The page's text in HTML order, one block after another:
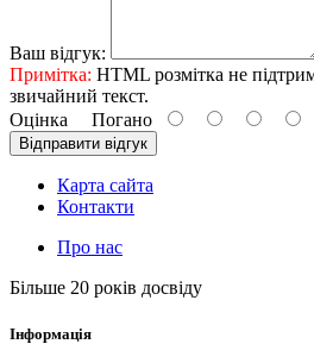
Ваш відгук:
Примітка: HTML розмітка не
звичайний текст.
Оцінка Погано
Відправити відгук
Карта сайта
Контакти
Про нас
Більше 20 років досвіду
Інформація